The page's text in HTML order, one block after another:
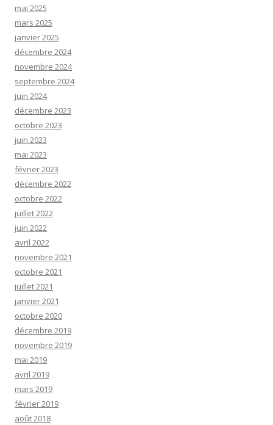
mai 2025
mars 2025
janvier 2025
décembre 2024
novembre 2024
septembre 2024
juin 2024
décembre 2023
octobre 2023
juin 2023
mai 2023
février 2023
décembre 2022
octobre 2022
juillet 2022
juin 2022
avril 2022
novembre 2021
octobre 2021
juillet 2021
janvier 2021
octobre 2020
décembre 2019
novembre 2019
mai 2019
avril 2019
mars 2019
février 2019
août 2018